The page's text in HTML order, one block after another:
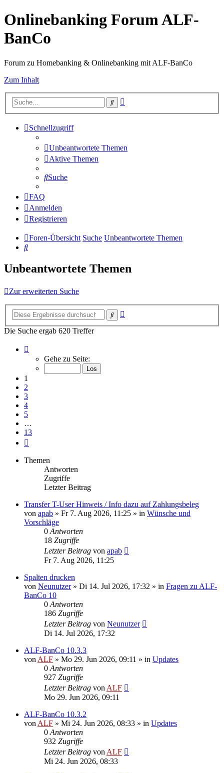
Onlinebanking Forum ALF-
BanCo
Forum zu Homebanking & Onlinebanking mit ALF-BanCo
Zum Inhalt
Suche
Schnellzugriff
Unbeantwortete Themen
Aktive Themen
Suche
FAQ
Anmelden
Registrieren
Foren-Übersicht Suche Unbeantwortete Themen
Suche
Unbeantwortete Themen
Zur erweiterten Suche
Suche
Die Suche ergab 620 Treffer
von
Gehe zu Seite:
1
2
3
4
5
…
13
Themen
Antworten
Zugriffe
Letzter Beitrag
Transfer T-User Hinweis / Info dazu auf Zahlungsbeleg
von apab » Fr 7. Aug 2026, 11:25 » in Wünsche und
Vorschläge
0 Antworten
18 Zugriffe
Letzter Beitrag von apab
Fr 7. Aug 2026, 11:25
Spalten drucken
von Neunutzer» Di 14. Jul 2026, 17:32 » in Fragen zu ALF-
BanCo 10
0 Antworten
186 Zugriffe
Letzter Beitrag von Neunutzer
Di 14. Jul 2026, 17:32
ALF-BanCo 10.3.3
von ALF » Mo 29. Jun 2026, 09:11 » in Updates
0 Antworten
927 Zugriffe
Letzter Beitrag von ALF
Mo 29. Jun 2026, 09:11
ALF-BanCo 10.3.2
von ALF » Mi 24. Jun 2026, 08:33 » in Updates
0 Antworten
932 Zugriffe
Letzter Beitrag von ALF
Mi 24. Jun 2026, 08:33